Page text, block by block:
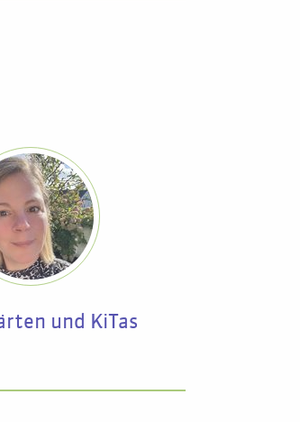
und KiTas